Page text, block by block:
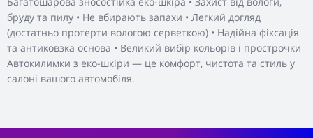
бруду та пилу • Не вбирають запахи • Легкий догляд
(достатньо протерти вологою серветкою) • Надійна фіксація
та антиковзка основа • Великий вибір кольорів і прострочки
Автокилимки з еко-шкіри — це комфорт, чистота та стиль у
салоні вашого автомобіля.